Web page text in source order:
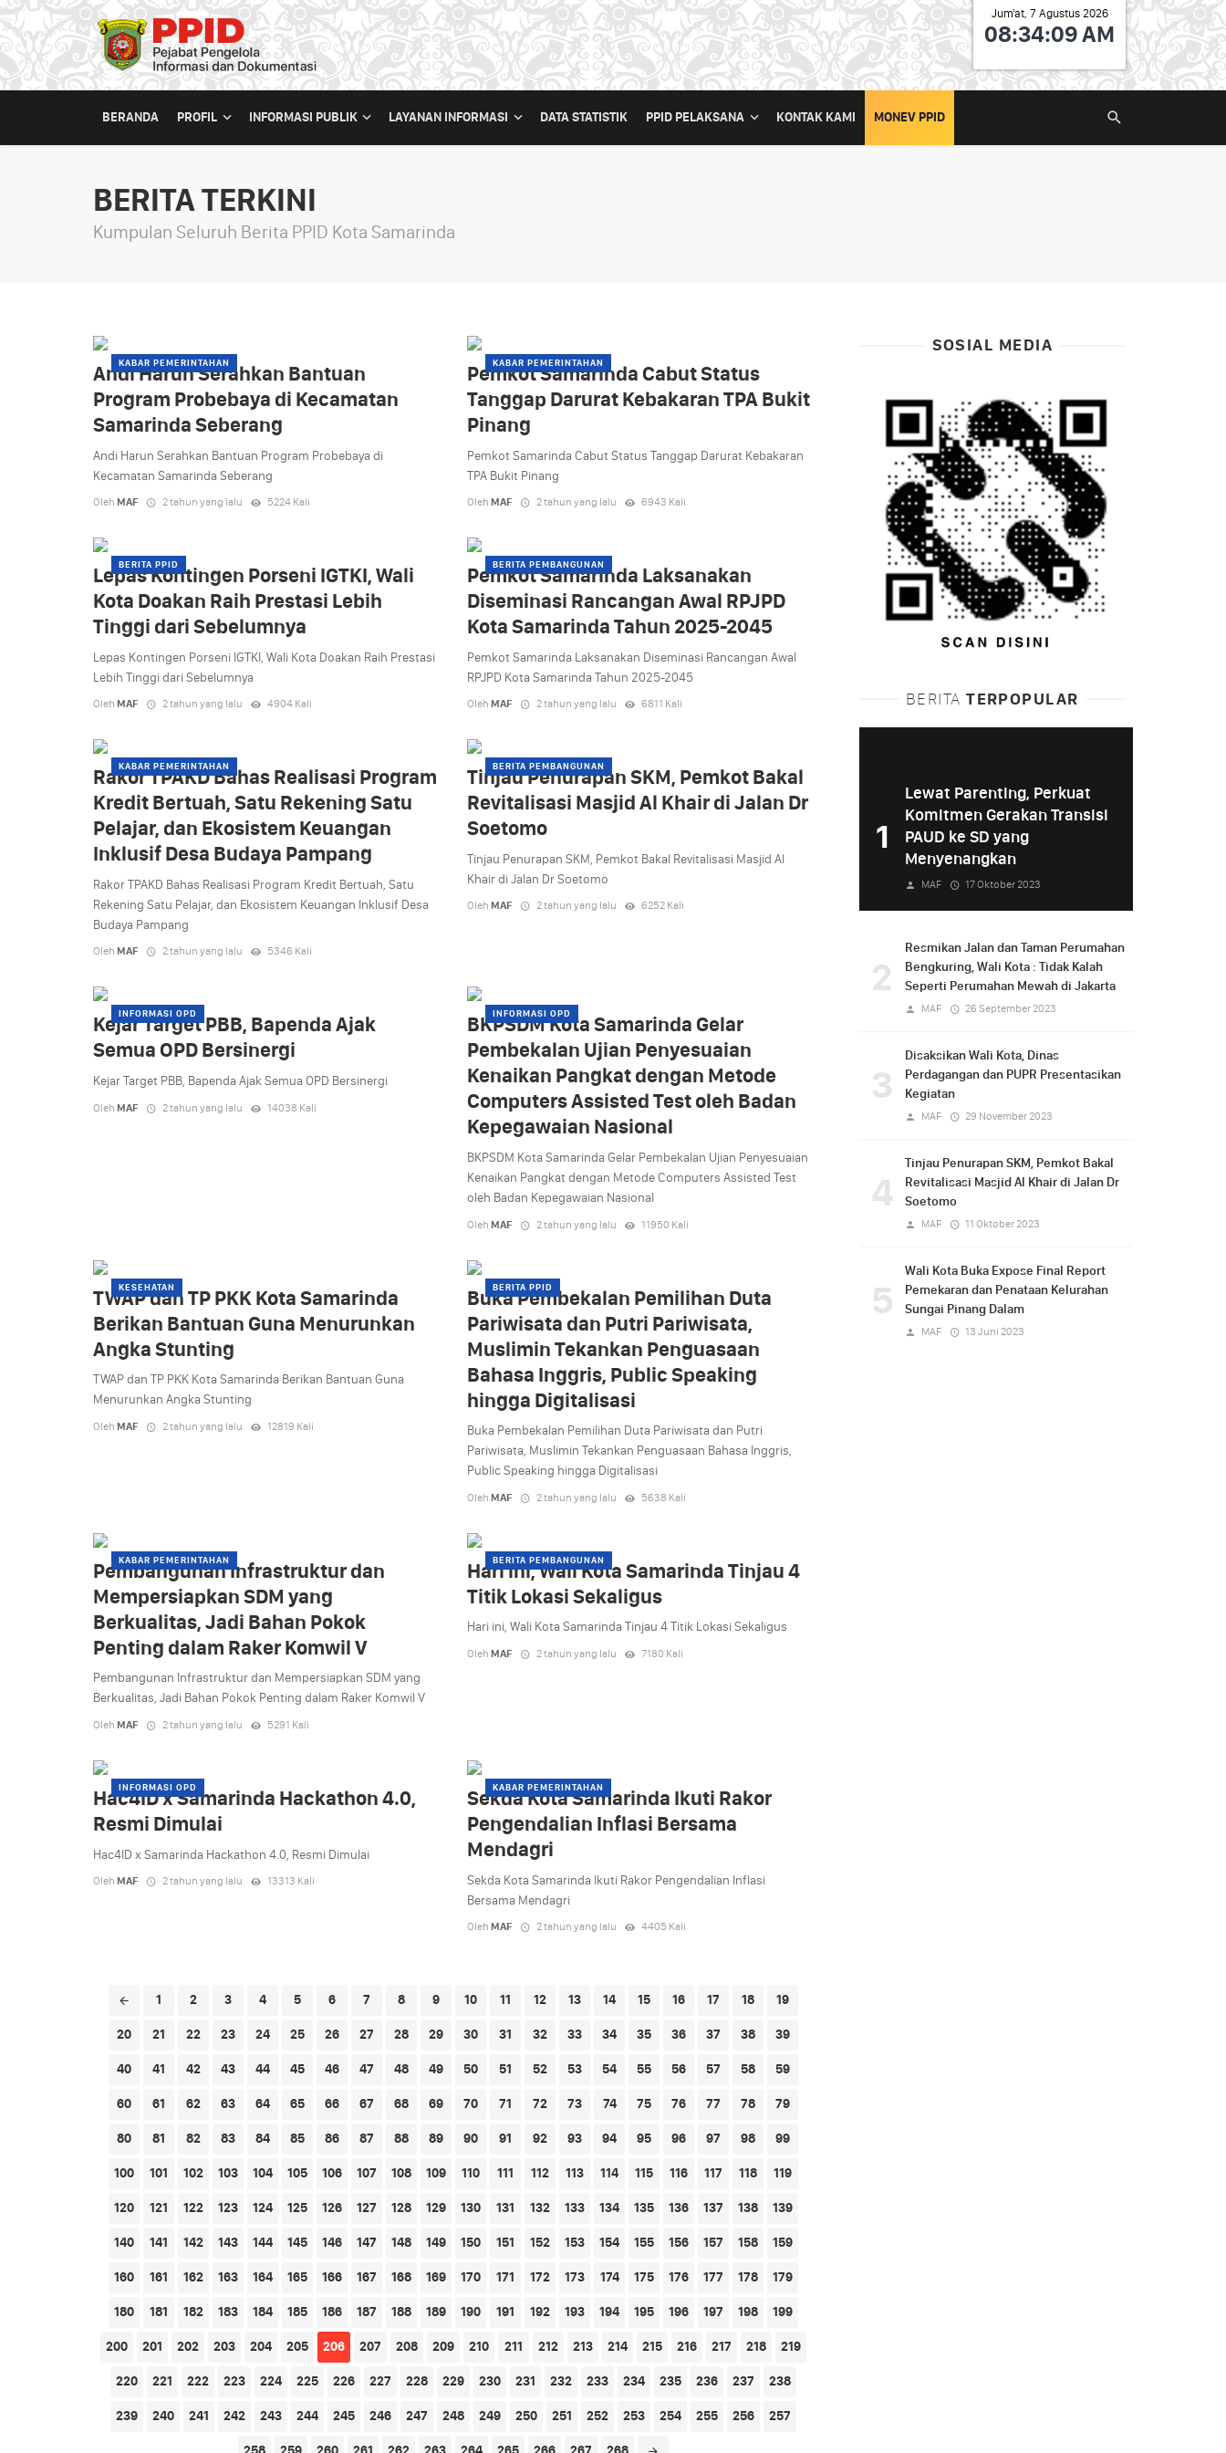
Jum'at, 7 Agustus 2026
08:34:09 AM
BERANDA PROFIL INFORMASI PUBLIK LAYANAN INFORMASI DATA STATISTIK PPID PELAKSANA KONTAK KAMI MONEV PPID
BERITA TERKINI
Kumpulan Seluruh Berita PPID Kota Samarinda
KABAR PEMERINTAHAN
Andi Harun Serahkan Bantuan
Program Probebaya di Kecamatan
Samarinda Seberang
Andi Harun Serahkan Bantuan Program Probebaya di
Kecamatan Samarinda Seberang
Oleh MAF 2 tahun yang lalu 5224 Kali
KABAR PEMERINTAHAN
Pemkot Samarinda Cabut Status
Tanggap Darurat Kebakaran TPA Bukit
Pinang
Pemkot Samarinda Cabut Status Tanggap Darurat Kebakaran
TPA Bukit Pinang
Oleh MAF 2 tahun yang lalu 6943 Kali
BERITA PPID
Lepas Kontingen Porseni IGTKI, Wali
Kota Doakan Raih Prestasi Lebih
Tinggi dari Sebelumnya
Lepas Kontingen Porseni IGTKI, Wali Kota Doakan Raih Prestasi
Lebih Tinggi dari Sebelumnya
Oleh MAF 2 tahun yang lalu 4904 Kali
BERITA PEMBANGUNAN
Pemkot Samarinda Laksanakan
Diseminasi Rancangan Awal RPJPD
Kota Samarinda Tahun 2025-2045
Pemkot Samarinda Laksanakan Diseminasi Rancangan Awal
RPJPD Kota Samarinda Tahun 2025-2045
Oleh MAF 2 tahun yang lalu 6811 Kali
KABAR PEMERINTAHAN
Rakor TPAKD Bahas Realisasi Program
Kredit Bertuah, Satu Rekening Satu
Pelajar, dan Ekosistem Keuangan
Inklusif Desa Budaya Pampang
Rakor TPAKD Bahas Realisasi Program Kredit Bertuah, Satu
Rekening Satu Pelajar, dan Ekosistem Keuangan Inklusif Desa
Budaya Pampang
Oleh MAF 2 tahun yang lalu 5346 Kali
BERITA PEMBANGUNAN
Tinjau Penurapan SKM, Pemkot Bakal
Revitalisasi Masjid Al Khair di Jalan Dr
Soetomo
Tinjau Penurapan SKM, Pemkot Bakal Revitalisasi Masjid Al
Khair di Jalan Dr Soetomo
Oleh MAF 2 tahun yang lalu 6252 Kali
INFORMASI OPD
Kejar Target PBB, Bapenda Ajak
Semua OPD Bersinergi
Kejar Target PBB, Bapenda Ajak Semua OPD Bersinergi
Oleh MAF 2 tahun yang lalu 14038 Kali
INFORMASI OPD
BKPSDM Kota Samarinda Gelar
Pembekalan Ujian Penyesuaian
Kenaikan Pangkat dengan Metode
Computers Assisted Test oleh Badan
Kepegawaian Nasional
BKPSDM Kota Samarinda Gelar Pembekalan Ujian Penyesuaian
Kenaikan Pangkat dengan Metode Computers Assisted Test
oleh Badan Kepegawaian Nasional
Oleh MAF 2 tahun yang lalu 11950 Kali
KESEHATAN
TWAP dan TP PKK Kota Samarinda
Berikan Bantuan Guna Menurunkan
Angka Stunting
TWAP dan TP PKK Kota Samarinda Berikan Bantuan Guna
Menurunkan Angka Stunting
Oleh MAF 2 tahun yang lalu 12819 Kali
BERITA PPID
Buka Pembekalan Pemilihan Duta
Pariwisata dan Putri Pariwisata,
Muslimin Tekankan Penguasaan
Bahasa Inggris, Public Speaking
hingga Digitalisasi
Buka Pembekalan Pemilihan Duta Pariwisata dan Putri
Pariwisata, Muslimin Tekankan Penguasaan Bahasa Inggris,
Public Speaking hingga Digitalisasi
Oleh MAF 2 tahun yang lalu 5638 Kali
KABAR PEMERINTAHAN
Pembangunan Infrastruktur dan
Mempersiapkan SDM yang
Berkualitas, Jadi Bahan Pokok
Penting dalam Raker Komwil V
Pembangunan Infrastruktur dan Mempersiapkan SDM yang
Berkualitas, Jadi Bahan Pokok Penting dalam Raker Komwil V
Oleh MAF 2 tahun yang lalu 5291 Kali
BERITA PEMBANGUNAN
Hari ini, Wali Kota Samarinda Tinjau 4
Titik Lokasi Sekaligus
Hari ini, Wali Kota Samarinda Tinjau 4 Titik Lokasi Sekaligus
Oleh MAF 2 tahun yang lalu 7180 Kali
INFORMASI OPD
Hac4ID x Samarinda Hackathon 4.0,
Resmi Dimulai
Hac4ID x Samarinda Hackathon 4.0, Resmi Dimulai
Oleh MAF 2 tahun yang lalu 13313 Kali
KABAR PEMERINTAHAN
Sekda Kota Samarinda Ikuti Rakor
Pengendalian Inflasi Bersama
Mendagri
Sekda Kota Samarinda Ikuti Rakor Pengendalian Inflasi
Bersama Mendagri
Oleh MAF 2 tahun yang lalu 4405 Kali
navigation
1 2 3 4 5 6 7 8 9 10 11 12 13 14 15 16 17 18 19
20 21 22 23 24 25 26 27 28 29 30 31 32 33 34 35 36 37 38 39
40 41 42 43 44 45 46 47 48 49 50 51 52 53 54 55 56 57 58 59
60 61 62 63 64 65 66 67 68 69 70 71 72 73 74 75 76 77 78 79
80 81 82 83 84 85 86 87 88 89 90 91 92 93 94 95 96 97 98 99
100 101 102 103 104 105 106 107 108 109 110 111 112 113 114 115 116 117 118 119
120 121 122 123 124 125 126 127 128 129 130 131 132 133 134 135 136 137 138 139
140 141 142 143 144 145 146 147 148 149 150 151 152 153 154 155 156 157 158 159
160 161 162 163 164 165 166 167 168 169 170 171 172 173 174 175 176 177 178 179
180 181 182 183 184 185 186 187 188 189 190 191 192 193 194 195 196 197 198 199
200 201 202 203 204 205 206 207 208 209 210 211 212 213 214 215 216 217 218 219
220 221 222 223 224 225 226 227 228 229 230 231 232 233 234 235 236 237 238
239 240 241 242 243 244 245 246 247 248 249 250 251 252 253 254 255 256 257
SOSIAL MEDIA
BERITA TERPOPULAR
1
Lewat Parenting, Perkuat
Komitmen Gerakan Transisi
PAUD ke SD yang
Menyenangkan
MAF 17 Oktober 2023
2
Resmikan Jalan dan Taman Perumahan
Bengkuring, Wali Kota : Tidak Kalah
Seperti Perumahan Mewah di Jakarta
MAF 26 September 2023
3
Disaksikan Wali Kota, Dinas
Perdagangan dan PUPR Presentasikan
Kegiatan
MAF 29 November 2023
4
Tinjau Penurapan SKM, Pemkot Bakal
Revitalisasi Masjid Al Khair di Jalan Dr
Soetomo
MAF 11 Oktober 2023
5
Wali Kota Buka Expose Final Report
Pemekaran dan Penataan Kelurahan
Sungai Pinang Dalam
MAF 13 Juni 2023